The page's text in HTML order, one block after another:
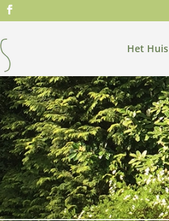
Het Huis